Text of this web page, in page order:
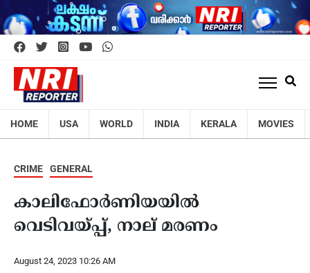
HOME USA WORLD INDIA KERALA MOVIES
CRIME GENERAL
കാലിഫോർണിയയിൽ
വെടിവയ്പ്പ്, നാല് മരണം
August 24, 2023 10:26 AM